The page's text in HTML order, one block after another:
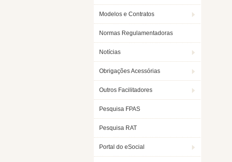
Modelos e Contratos
Normas Regulamentadoras
Notícias
Obrigações Acessórias
Outros Facilitadores
Pesquisa FPAS
Pesquisa RAT
Portal do eSocial